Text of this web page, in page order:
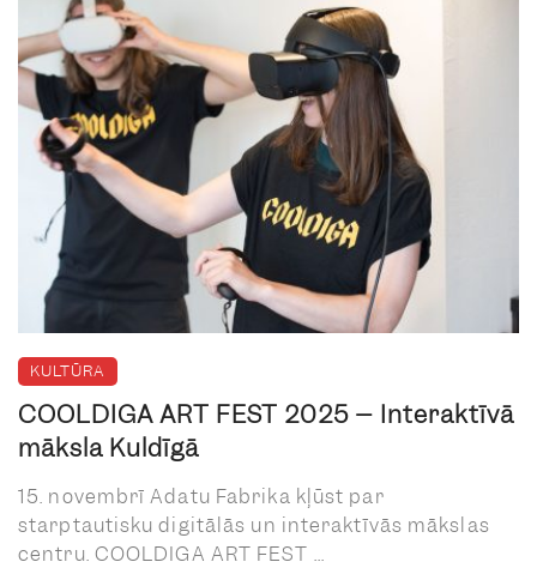
KULTŪRA
COOLDIGA ART FEST 2025 – Interaktīvā
māksla Kuldīgā
15. novembrī Adatu Fabrika kļūst par
starptautisku digitālās un interaktīvās mākslas
centru. COOLDIGA ART FEST ...